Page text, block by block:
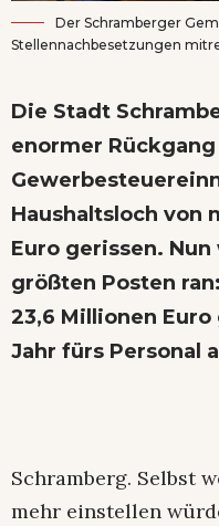
Der Schramberger
Stellennachbesetzungen
Die Stadt
enormer
Haushaltsloch von
Euro gerissen.
größten Posten
23,6 Millionen
Jahr fürs Personal
Schramberg. Selbst
mehr einstellen